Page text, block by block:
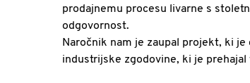
prodajnemu procesu livarne s
odgovornost.
Naročnik nam je zaupal projekt, ki
industrijske zgodovine, ki je prehajal